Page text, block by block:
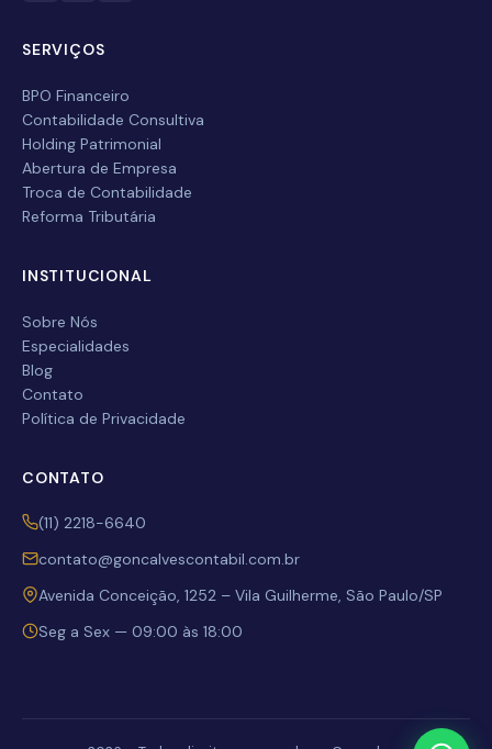
Celular / WhatsApp
Empresa
Serviço desejado
SERVIÇOS
BPO Financeiro
Contabilidade Consultiva
Holding Patrimonial
Abertura de Empresa
Troca de Contabilidade
Reforma Tributária
INSTITUCIONAL
Sobre Nós
Especialidades
Blog
Contato
Política de Privacidade
CONTATO
(11) 2218-6640
contato@goncalvescontabil.com.br
Avenida Conceição, 1252 – Vila Guilherme, São Paulo/SP
Seg a Sex — 09:00 às 18:00